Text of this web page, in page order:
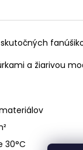
a žiarivou
30°C